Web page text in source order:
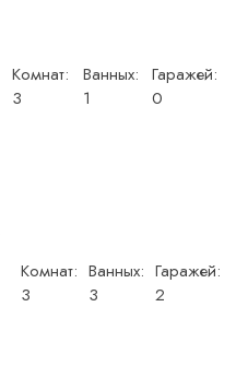
Комнат:
3
Ванных:
1
Гаражей:
0
Комнат:
3
Ванных:
3
Гаражей:
2